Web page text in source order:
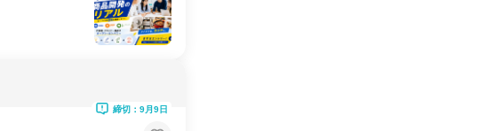
締切：9月9日